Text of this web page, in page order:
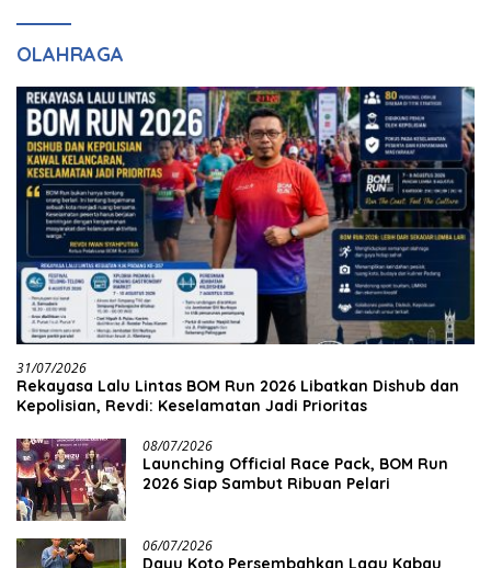
OLAHRAGA
31/07/2026
Rekayasa Lalu Lintas BOM Run 2026 Libatkan Dishub dan
Kepolisian, Revdi: Keselamatan Jadi Prioritas
08/07/2026
Launching Official Race Pack, BOM Run
2026 Siap Sambut Ribuan Pelari
06/07/2026
Dayu Koto Persembahkan Lagu Kabau